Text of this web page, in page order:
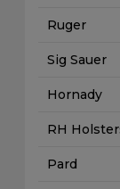
Ruger
Sig Sauer
Hornady
RH
Pard